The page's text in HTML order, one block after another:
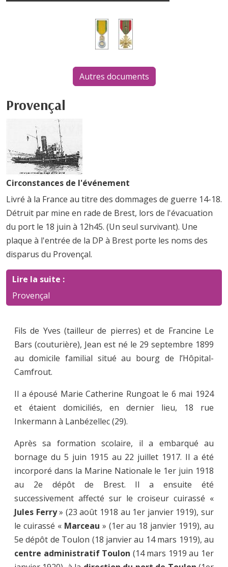
Autres documents
Provençal
Circonstances de l'événement
Livré à la France au titre des dommages de guerre 14-18.
Détruit par mine en rade de Brest, lors de l'évacuation
du port le 18 juin à 12h45. (Un seul survivant). Une
plaque à l'entrée de la DP à Brest porte les noms des
disparus du Provençal.
Lire la suite :
Provençal
Fils de Yves (tailleur de pierres) et de Francine Le
Bars (couturière), Jean est né le 29 septembre 1899
au domicile familial situé au bourg de l’Hôpital-
Camfrout.
Il a épousé Marie Catherine Rungoat le 6 mai 1924
et étaient domiciliés, en dernier lieu, 18 rue
Inkermann à Lanbézellec (29).
Après sa formation scolaire, il a embarqué au
bornage du 5 juin 1915 au 22 juillet 1917. Il a été
incorporé dans la Marine Nationale le 1er juin 1918
au 2e dépôt de Brest. Il a ensuite été
successivement affecté sur le croiseur cuirassé «
Jules Ferry» (23 août 1918 au 1er janvier 1919), sur
le cuirassé « Marceau » (1er au 18 janvier 1919), au
5e dépôt de Toulon (18 janvier au 14 mars 1919), au
centre administratif Toulon (14 mars 1919 au 1er